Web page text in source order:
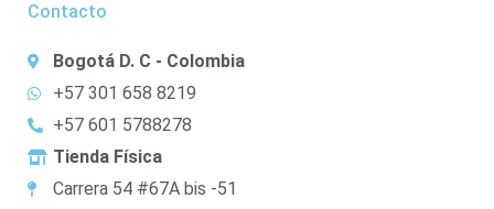
Contacto
Bogotá D. C - Colombia
+57 301 658 8219
+57 601 5788278
Tienda Física
Carrera 54 #67A bis -51